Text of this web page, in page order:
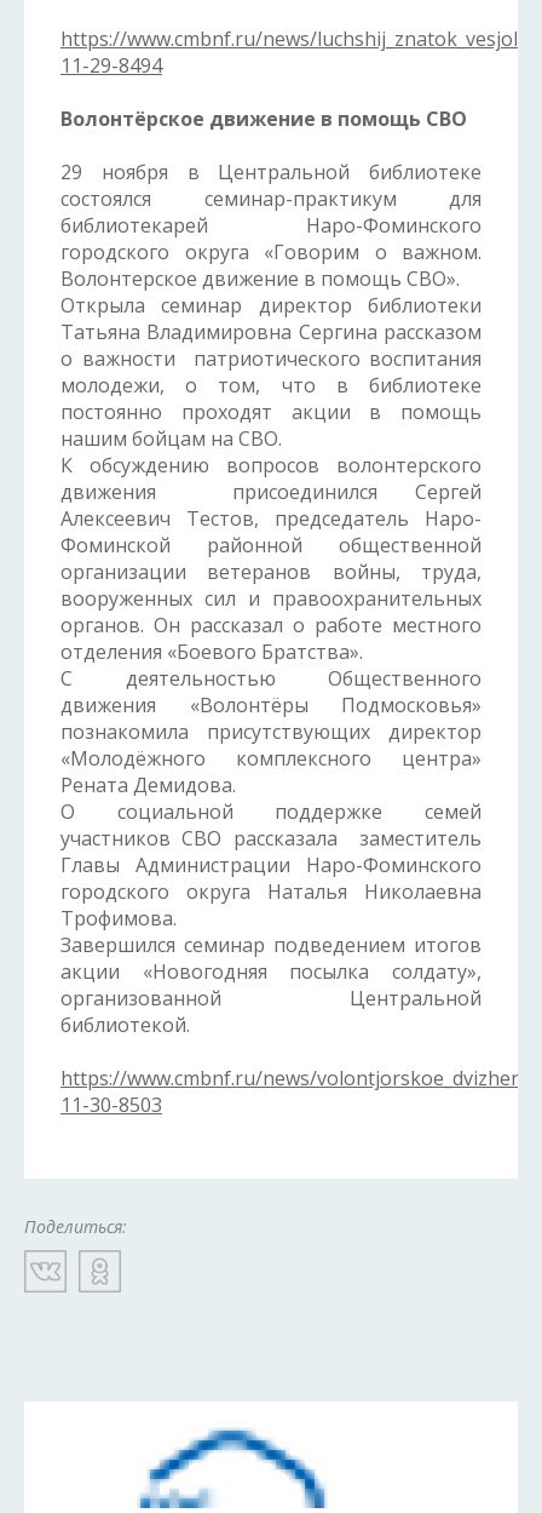
https://www.cmbnf.ru/news/
11-29-8494
Волонтёрское движение в помощь СВО
29 ноября в Центральной библиотеке
состоялся семинар-практикум для
библиотекарей Наро-Фоминского
городского округа «Говорим о важном.
Волонтерское движение в помощь СВО».
Открыла семинар директор библиотеки
Татьяна Владимировна Сергина рассказом
о важности патриотического воспитания
молодежи, о том, что в библиотеке
постоянно проходят акции в помощь
нашим бойцам на СВО.
К обсуждению вопросов волонтерского
движения присоединился Сергей
Алексеевич Тестов, председатель Наро-
Фоминской районной общественной
организации ветеранов войны, труда,
вооруженных сил и правоохранительных
органов. Он рассказал о работе местного
отделения «Боевого Братства».
С деятельностью Общественного
движения «Волонтёры Подмосковья»
познакомила присутствующих директор
«Молодёжного комплексного центра»
Рената Демидова.
О социальной поддержке семей
участников СВО рассказала заместитель
Главы Администрации Наро-Фоминского
городского округа Наталья Николаевна
Трофимова.
Завершился семинар подведением итогов
акции «Новогодняя посылка солдату»,
организованной Центральной
библиотекой.
https://www.cmbnf.ru/news/
11-30-8503
Поделиться: